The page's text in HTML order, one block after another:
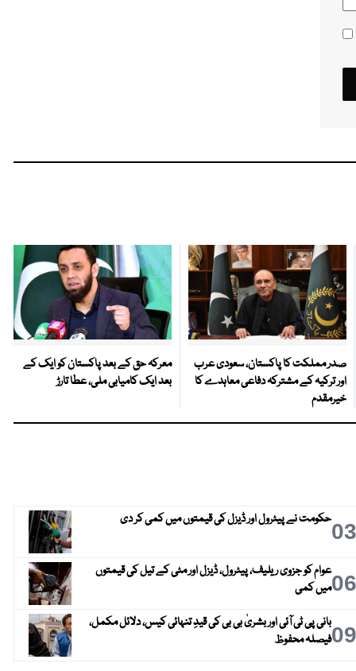
صدر مملکت کا پاکستان، سعودی عرب
اور ترکیہ کے مشترکہ دفاعی معاہدے کا
خیرمقدم
معرکہ حق کے بعد پاکستان کو ایک کے
بعد ایک کامیابی ملی، عطا تارڑ
03حکومت نے پیٹرول اور ڈیزل کی قیمتوں میں کمی کر دی
06عوام کو جزوی ریلیف، پیٹرول، ڈیزل اور مٹی کے تیل کی قیمتوں
میں کمی
09بانی پی ٹی آئی اور بشریٰ بی بی کی قیدِ تنہائی کیس، دلائل مکمل،
فیصلہ محفوظ